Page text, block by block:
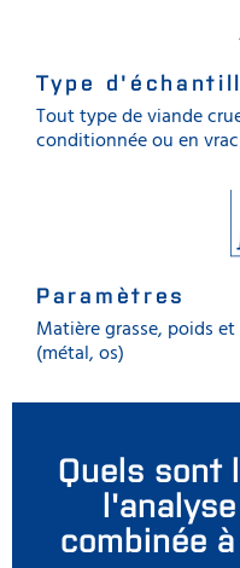
Type
Tout type de viande
conditionnée ou en
Paramètres
Matière grasse, poids
(métal, os)
Quels sont
combinée